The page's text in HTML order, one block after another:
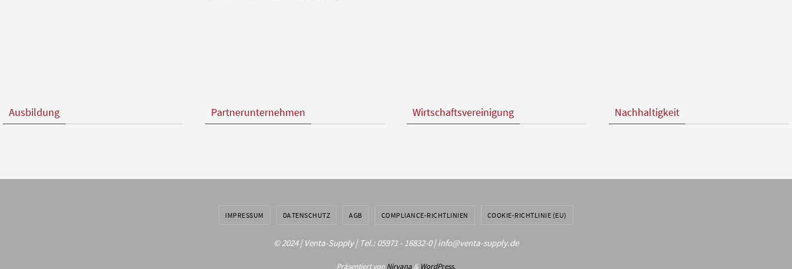
Ausbildung Partnerunternehmen Wirtschaftsvereinigung Nachhaltigkeit
IMPRESSUM DATENSCHUTZ AGB COMPLIANCE-RICHTLINIEN COOKIE-RICHTLINIE (EU)
© 2024 | Venta-Supply | Tel.: 05971 - 16832-0 | info@venta-supply.de
Präsentiert von Nirvana & WordPress.